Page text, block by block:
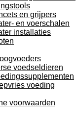
en grijpers
en voerschalen
installaties
voedseldieren
voeding
voorwaarden